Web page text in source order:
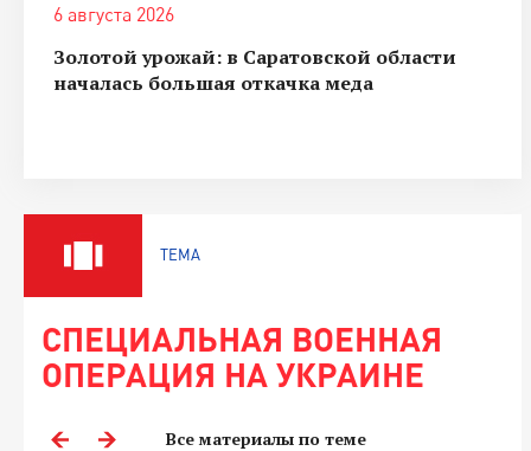
6 августа 2026
Золотой урожай: в Саратовской области
началась большая откачка меда
ТЕМА
СПЕЦИАЛЬНАЯ ВОЕННАЯ
ОПЕРАЦИЯ НА УКРАИНЕ
Все материалы по теме